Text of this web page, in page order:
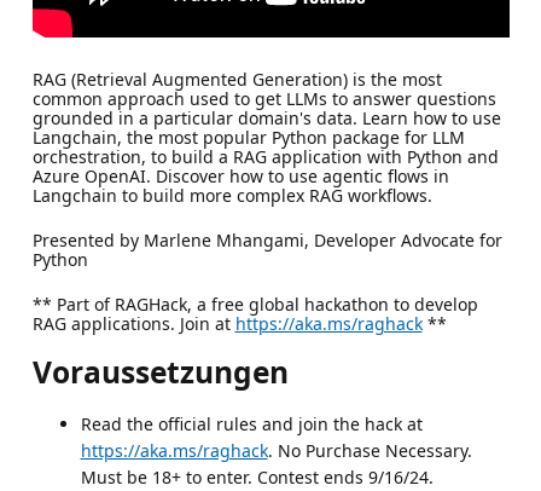
RAG (Retrieval Augmented Generation) is the most
common approach used to get LLMs to answer questions
grounded in a particular domain's data. Learn how to use
Langchain, the most popular Python package for LLM
orchestration, to build a RAG application with Python and
Azure OpenAI. Discover how to use agentic flows in
Langchain to build more complex RAG workflows.
Presented by Marlene Mhangami, Developer Advocate for
Python
** Part of RAGHack, a free global hackathon to develop
RAG applications. Join at https://aka.ms/raghack**
Voraussetzungen
Read the official rules and join the hack at
https://aka.ms/raghack. No Purchase Necessary.
Must be 18+ to enter. Contest ends 9/16/24.